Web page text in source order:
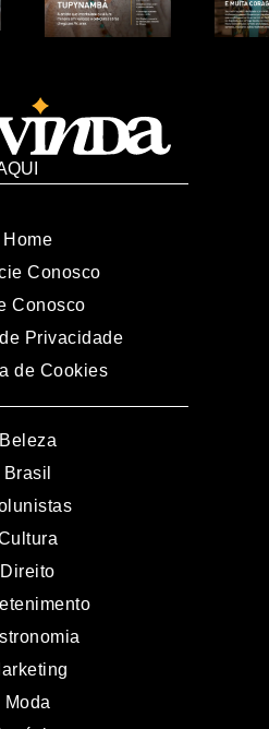
Home
Conosco
Conosco
Privacidade
de Cookies
Beleza
Brasil
Direito
Moda